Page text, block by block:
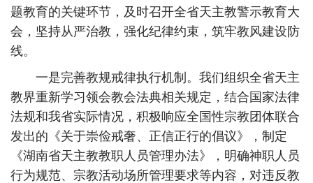
题教育的关键环节，及时召开全省天主教警示教育大
会，坚持从严治教，强化纪律约束，筑牢教风建设防
线。
一是完善教规戒律执行机制。我们组织全省天主
教界重新学习领会教会法典相关规定，结合国家法律
法规和我省实际情况，积极响应全国性宗教团体联合
发出的《关于崇俭戒奢、正信正行的倡议》，制定
《湖南省天主教教职人员管理办法》，明确神职人员
行为规范、宗教活动场所管理要求等内容，对违反教